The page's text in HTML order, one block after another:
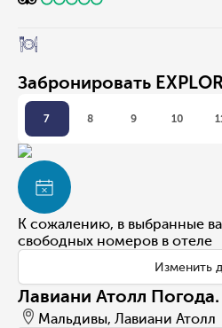
Забронировать
7 8 9 10
К сожалению, в выбранные
свободных номеров в отеле
Изменить
Лавиани Атолл Погода.
Мальдивы, Лавиани Атолл